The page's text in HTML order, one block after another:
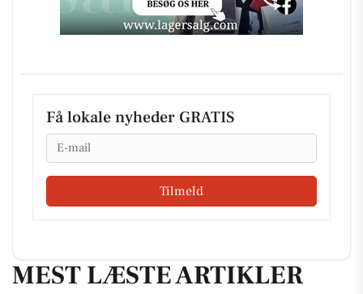
Få lokale nyheder GRATIS
Email
Tilmeld
MEST LÆSTE ARTIKLER